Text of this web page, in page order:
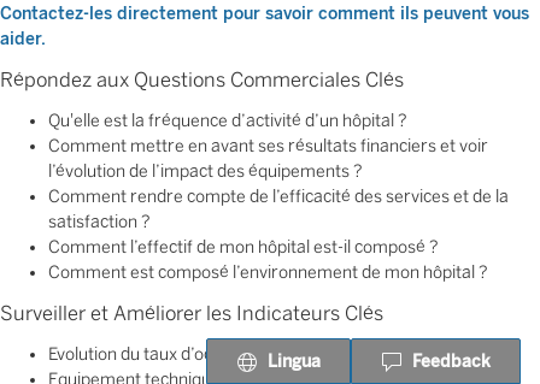
Contactez-les directement pour savoir comment ils peuvent vous
aider.
Répondez aux Questions Commerciales Clés
Qu'elle est la fréquence d’activité d’un hôpital ?
Comment mettre en avant ses résultats financiers et voir
l’évolution de l’impact des équipements ?
Comment rendre compte de l’efficacité des services et de la
satisfaction ?
Comment l’effectif de mon hôpital est-il composé ?
Comment est composé l’environnement de mon hôpital ?
Surveiller et Améliorer les Indicateurs Clés
Evolution du taux d’occupation suivant l’activité
Equipement techniques de l’établissement
Lingua Feedback